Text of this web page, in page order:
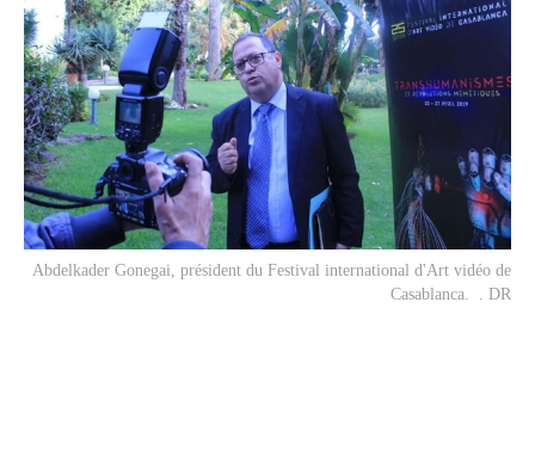
Abdelkader Gonegai, président du Festival international d'Art vidéo de
Casablanca. . DR